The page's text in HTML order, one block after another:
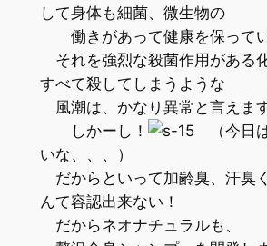
して身体も細菌、微生物の
働きがあって健康を保ってい
それを強烈な殺菌作用がある
すべて殺してしまうような
風潮は、かなり異常と言えます
しかーし！
（今日は
いな、、、）
だからといって加齢臭、汗臭
んて容認出来ない！
だからネオナチュラルも、